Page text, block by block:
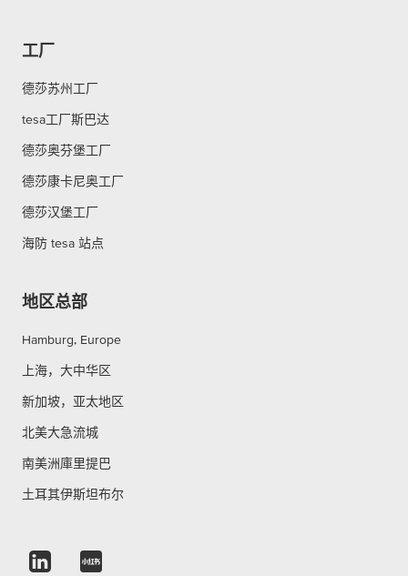
工厂
德莎苏州工厂
tesa工厂斯巴达
德莎奥芬堡工厂
德莎康卡尼奥工厂
德莎汉堡工厂
海防 tesa 站点
地区总部
Hamburg, Europe
上海，大中华区
新加坡，亚太地区
北美大急流城
南美洲庫里提巴
土耳其伊斯坦布尔